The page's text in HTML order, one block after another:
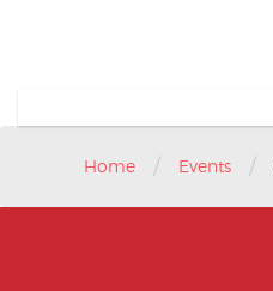
Home / Events /